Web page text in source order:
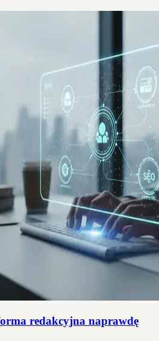
redakcyjna naprawdę